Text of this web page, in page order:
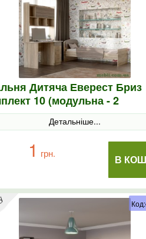
Дитяча Еверест Бриз
10 (модульна - 2
сонома/трюфель
Детальніше...
В
1 грн.
Код: